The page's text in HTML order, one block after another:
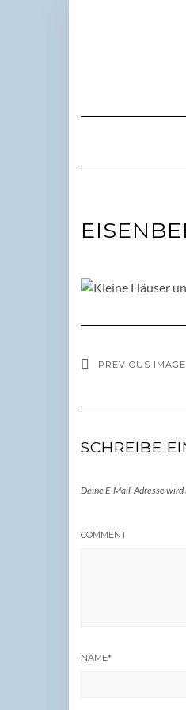
PREVIOUS IMAGE
SCHREIBE
Deine E-Mail-Adresse
COMMENT
NAME*